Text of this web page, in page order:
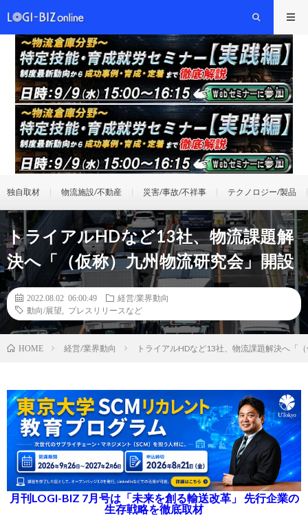
独自取材 物流施設/不動産 災害/事故/不祥事 テクノロジー/製品
トライアルHDなど13社、物流課題解
決へ「（仮称）九州物流研究会」開設
2022.08.02 06:00:49
経営/業界動向
動向/展望
プレスリリースなど
HOME 経営/業界動向 トライアルHDなど13社、物流課題解決へ「
月刊LOGI-BIZ 7月号は「未来を創る輸送改革」 先行企業の
生存戦略を徹底取材